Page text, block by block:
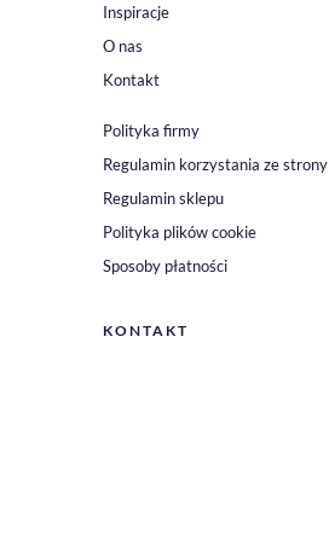
Inspiracje
O nas
Kontakt
Polityka firmy
Regulamin korzystania ze strony
Regulamin sklepu
Polityka plików cookie
Sposoby płatności
KONTAKT